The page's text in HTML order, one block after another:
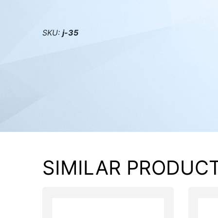
SKU: j-35
SIMILAR